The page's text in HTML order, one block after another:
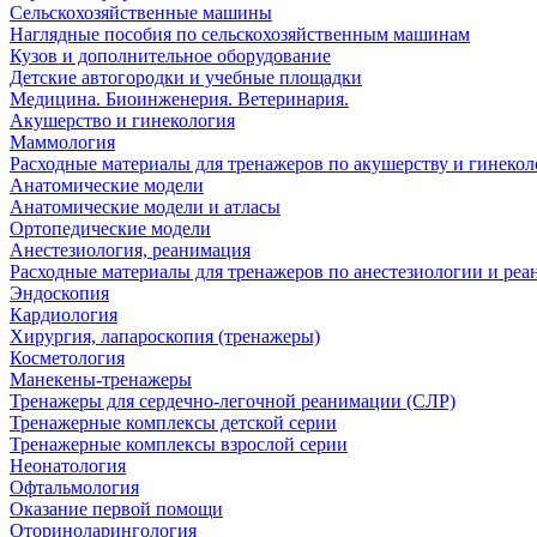
Сельскохозяйственные машины
Наглядные пособия по сельскохозяйственным машинам
Кузов и дополнительное оборудование
Детские автогородки и учебные площадки
Медицина. Биоинженерия. Ветеринария.
Акушерство и гинекология
Маммология
Расходные материалы для тренажеров по акушерству и
Анатомические модели
Анатомические модели и атласы
Ортопедические модели
Анестезиология, реанимация
Расходные материалы для тренажеров по анестезиологии и
Эндоскопия
Кардиология
Хирургия, лапароскопия (тренажеры)
Косметология
Манекены-тренажеры
Тренажеры для сердечно-легочной реанимации (СЛР)
Тренажерные комплексы детской серии
Тренажерные комплексы взрослой серии
Неонатология
Офтальмология
Оказание первой помощи
Оториноларингология